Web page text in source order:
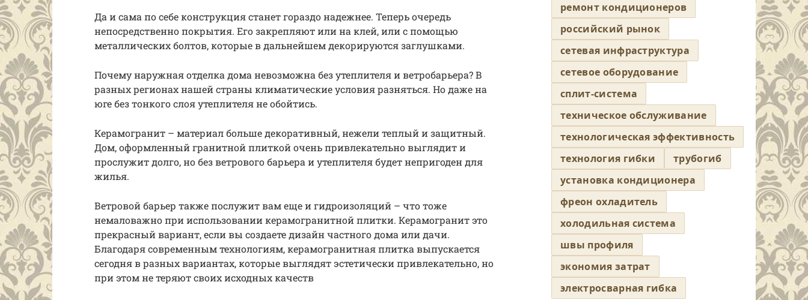
Да и сама по себе конструкция станет гораздо надежнее. Теперь очередь
непосредственно покрытия. Его закрепляют или на клей, или с помощью
металлических болтов, которые в дальнейшем декорируются заглушками.
Почему наружная отделка дома невозможна без утеплителя и ветробарьера? В
разных регионах нашей страны климатические условия разняться. Но даже на
юге без тонкого слоя утеплителя не обойтись.
Керамогранит – материал больше декоративный, нежели теплый и защитный.
Дом, оформленный гранитной плиткой очень привлекательно выглядит и
прослужит долго, но без ветрового барьера и утеплителя будет непригоден для
жилья.
Ветровой барьер также послужит вам еще и гидроизоляций – что тоже
немаловажно при использовании керамогранитной плитки. Керамогранит это
прекрасный вариант, если вы создаете дизайн частного дома или дачи.
Благодаря современным технологиям, керамогранитная плитка выпускается
сегодня в разных вариантах, которые выглядят эстетически привлекательно, но
при этом не теряют своих исходных качеств
ремонт кондиционеров
российский рынок
сетевая инфраструктура
сетевое оборудование
сплит-система
техническое обслуживание
технологическая эффективность
технология гибки
трубогиб
установка кондиционера
фреон охладитель
холодильная система
швы профиля
экономия затрат
электросварная гибка